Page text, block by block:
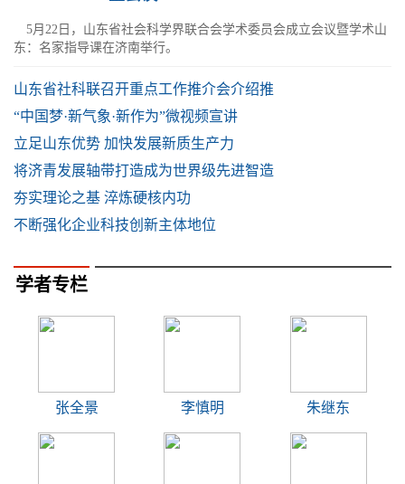
5月22日，山东省社会科学界联合会学术委员会成立会议暨学术山
东：名家指导课在济南举行。
山东省社科联召开重点工作推介会介绍推
“中国梦·新气象·新作为”微视频宣讲
立足山东优势 加快发展新质生产力
将济青发展轴带打造成为世界级先进智造
夯实理论之基 淬炼硬核内功
不断强化企业科技创新主体地位
学者专栏
张全景 李慎明 朱继东